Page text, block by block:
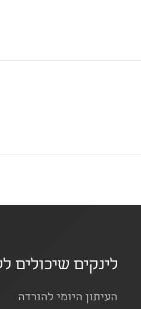
לינקים שיכולים
העיתון היומי להורדה